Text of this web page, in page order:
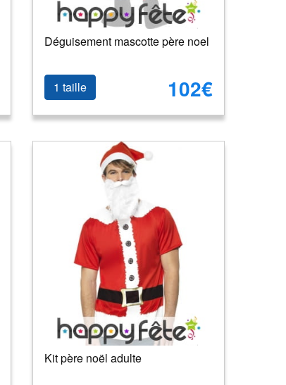
Déguisement mascotte père noel
1 taille 102€
Kit père noël adulte